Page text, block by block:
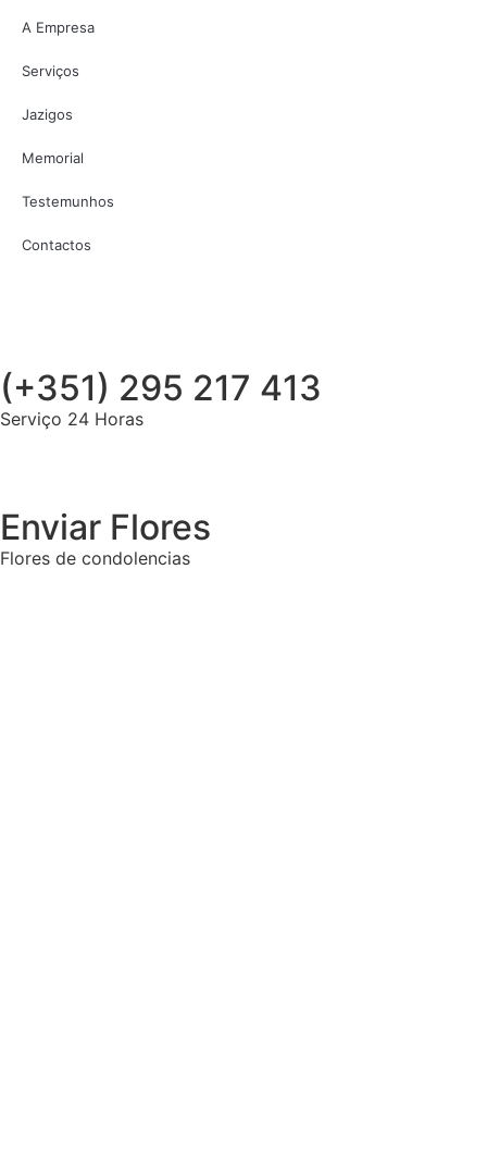
A Empresa
Serviços
Jazigos
Memorial
Testemunhos
Contactos
(+351) 295 217 413
Serviço 24 Horas
Enviar Flores
Flores de condolencias